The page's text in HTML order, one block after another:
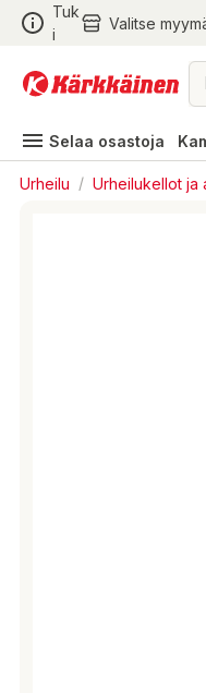
Tuk
i
Valitse
Selaa osastoja
Urheilu / Urheilukellot ja